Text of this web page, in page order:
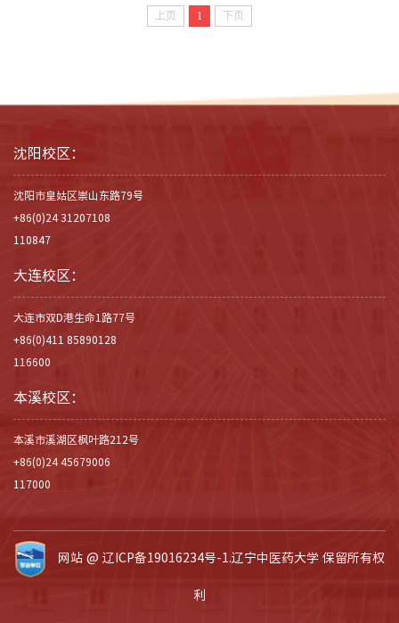
上页 1 下页
沈阳校区：
沈阳市皇姑区崇山东路79号
+86(0)24 31207108
110847
大连校区：
大连市双D港生命1路77号
+86(0)411 85890128
116600
本溪校区：
本溪市溪湖区枫叶路212号
+86(0)24 45679006
117000
网站 @ 辽ICP备19016234号-1.辽宁中医药大学 保留所有权
利